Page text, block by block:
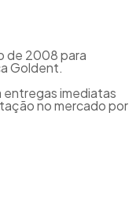
de 2008 para
Goldent.
imediatas
no mercado por